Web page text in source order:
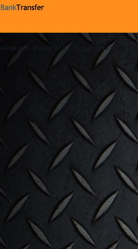
- Powered by Shoppagina.nl